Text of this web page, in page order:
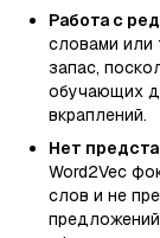
Работа с
словами или
запас,
обучающих
вкраплений.
Нет
Word2Vec
слов и не